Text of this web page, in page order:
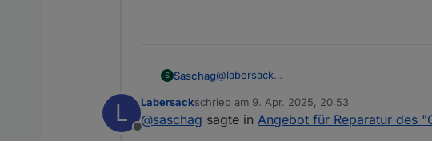
S Saschag@labersack
hatte 🙈
Ist deine A….Liste gepflegt? 😁
L
Offline
Labersackschrieb am 9. Apr. 2025, 20:53
zuletzt editiert von
@saschag sagte in Angebot für Reparatur des